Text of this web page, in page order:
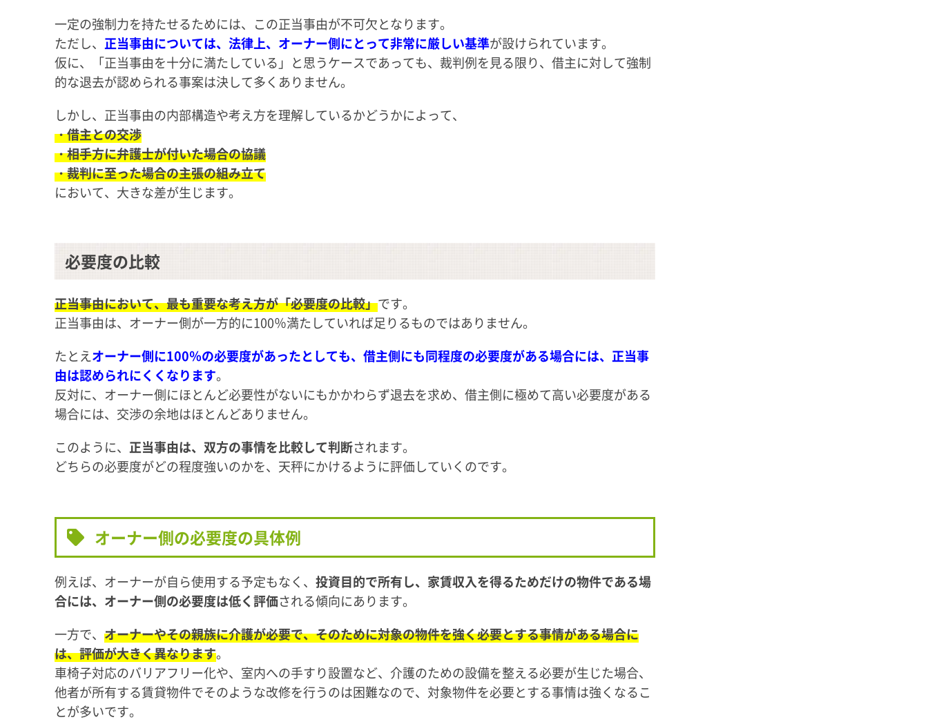
一定の強制力を持たせるためには、この正当事由が不可欠となります。
ただし、 正当事由については、法律上、オーナー側にとって非常に厳しい基準が設けられています。
仮に、「正当事由を十分に満たしている」と思うケースであっても、裁判例を見る限り、借主に対して強制
的な退去が認められる事案は決して多くありません。
しかし、正当事由の内部構造や考え方を理解しているかどうかによって、
・借主との交渉
・相手方に弁護士が付いた場合の協議
・裁判に至った場合の主張の組み立て
において、大きな差が生じます。
必要度の比較
正当事由において、最も重要な考え方が「必要度の比較」です。
正当事由は、オーナー側が一方的に100％満たしていれば足りるものではありません。
たとえ オーナー側に100％の必要度があったとしても、借主側にも同程度の必要度がある場合には、正当事
由は認められにくくなります。
反対に、オーナー側にほとんど必要性がないにもかかわらず退去を求め、借主側に極めて高い必要度がある
場合には、交渉の余地はほとんどありません。
このように、 正当事由は、双方の事情を比較して判断されます。
どちらの必要度がどの程度強いのかを、天秤にかけるように評価していくのです。
オーナー側の必要度の具体例
例えば、オーナーが自ら使用する予定もなく、 投資目的で所有し、家賃収入を得るためだけの物件である場
合には、オーナー側の必要度は低く評価される傾向にあります。
一方で、 オーナーやその親族に介護が必要で、そのために対象の物件を強く必要とする事情がある場合に
は、評価が大きく異なります。
車椅子対応のバリアフリー化や、室内への手すり設置など、介護のための設備を整える必要が生じた場合、
他者が所有する賃貸物件でそのような改修を行うのは困難なので、対象物件を必要とする事情は強くなるこ
とが多いです。